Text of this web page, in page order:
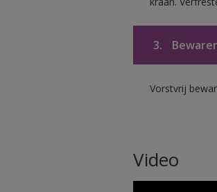
3.
Vorstvrij
Video